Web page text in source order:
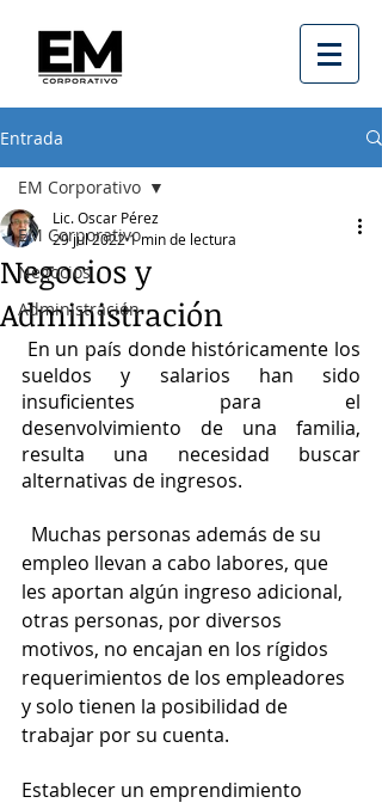
Entrada
EM Corporativo
Negocios
Administración
EM Corporativo
Negocios y
Administración
Lic. Oscar Pérez
29 jul 20221 min de lectura
sueldos y salarios han sido
insuficientes para el
desenvolvimiento de una familia,
resulta una necesidad buscar
alternativas de ingresos.
empleo llevan a cabo labores, que
les aportan algún ingreso adicional,
otras personas, por diversos
motivos, no encajan en los rígidos
requerimientos de los empleadores
y solo tienen la posibilidad de
trabajar por su cuenta.
Establecer un emprendimiento